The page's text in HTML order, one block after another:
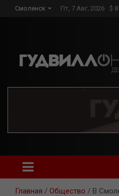
Смоленск Пт, 7 Авг, 2026 $
Главная Общество В